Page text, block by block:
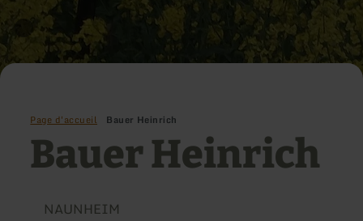
Page d'accueil Bauer Heinrich
Bauer Heinrich
NAUNHEIM